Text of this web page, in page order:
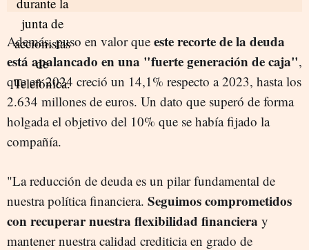
Además, puso en valor que este recorte de la deuda
está apalancado en una "fuerte generación de caja",
que en 2024 creció un 14,1% respecto a 2023, hasta los
2.634 millones de euros. Un dato que superó de forma
holgada el objetivo del 10% que se había fijado la
compañía.
"La reducción de deuda es un pilar fundamental de
nuestra política financiera. Seguimos comprometidos
con recuperar nuestra flexibilidad financiera y
mantener nuestra calidad crediticia en grado de